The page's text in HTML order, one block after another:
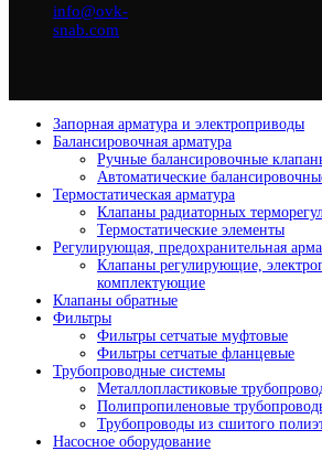
info@ovk-
snab.com
Запорная арматура и электроприводы
Балансировочная арматура
Ручные балансировочные
Автоматические
Термостатическая арматура
Клапаны радиаторных
Термостатические элементы
Регулирующая, предохранительная
Клапаны регулирующие,
комплектующие
Клапаны обратные
Фильтры
Фильтры сетчатые муфтовые
Фильтры сетчатые фланцевые
Трубопроводные системы
Металлопластиковые
Полипропиленовые
Трубопроводы из сшитого
Насосное оборудование